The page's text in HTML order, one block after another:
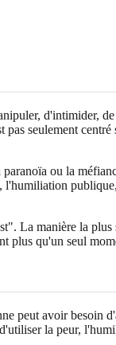
d'intimider,
seulement centré
ou la
La manière la
plus qu'un seul
peut avoir besoin
la peur,